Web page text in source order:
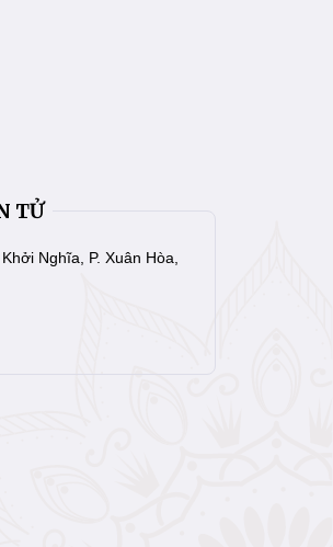
TỬ
Nghĩa, P. Xuân Hòa,